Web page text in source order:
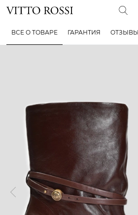
ВСЕ О ТОВАРЕ ГАРАНТИЯ ОТЗЫВЫ